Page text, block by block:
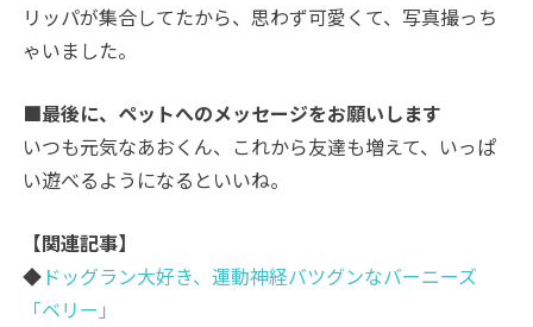
リッパが集合してたから、思わず可愛くて、写真撮っち
ゃいました。
■最後に、ペットへのメッセージをお願いします
いつも元気なあおくん、これから友達も増えて、いっぱ
い遊べるようになるといいね。
【関連記事】
◆ドッグラン大好き、運動神経バツグンなバーニーズ
「ベリー」